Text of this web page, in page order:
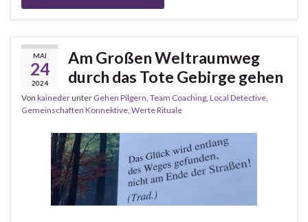
MAI
24
2024
Am Großen Weltraumweg
durch das Tote Gebirge gehen
Von kainederunter Gehen Pilgern Team Coaching Local Detective
Gemeinschaften Konnektive Werte Rituale